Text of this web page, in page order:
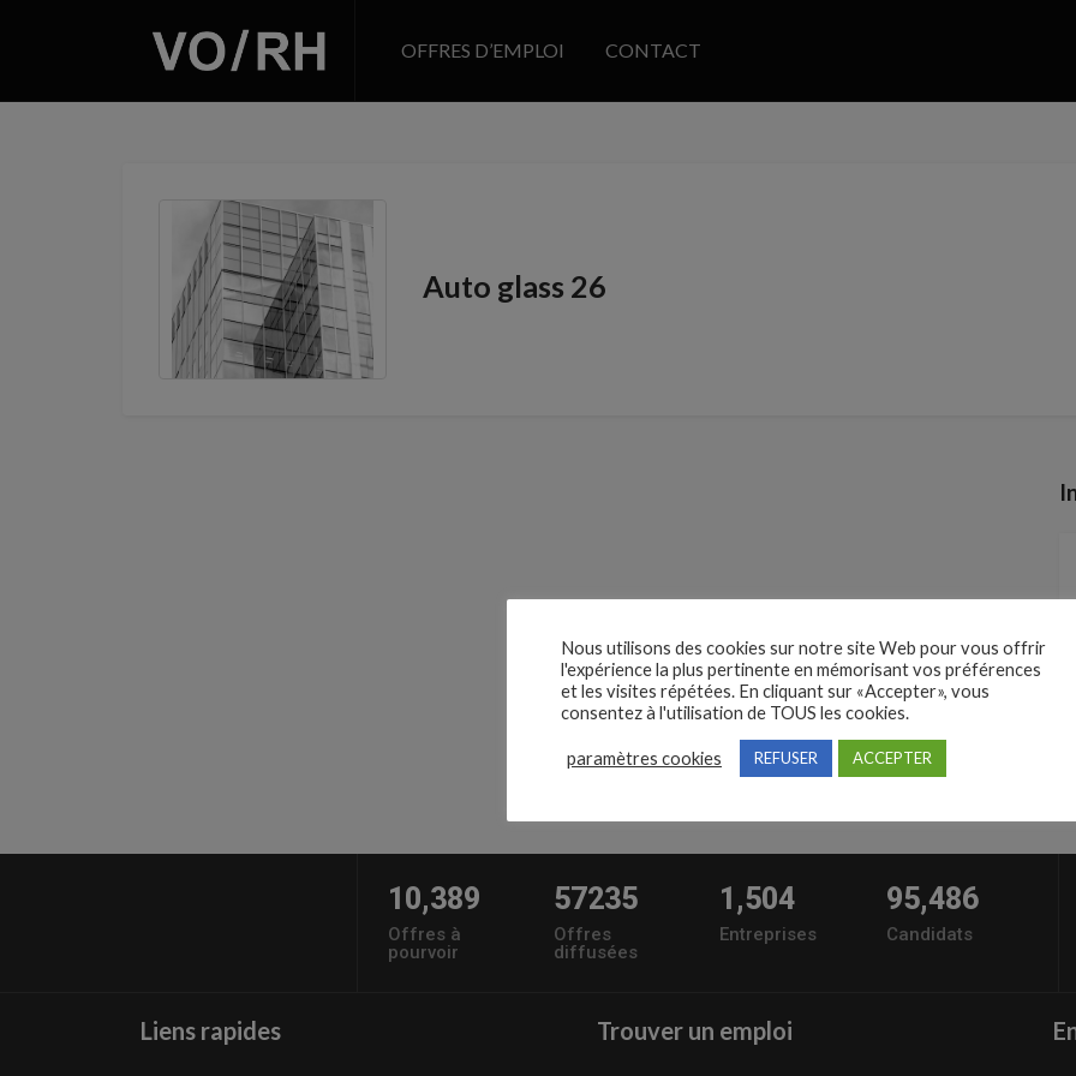
OFFRES D’EMPLOI CONTACT
Auto glass 26
10,389
Offres à
pourvoir
57235
Offres
diffusées
1,504
Entreprises
95,486
Candidats
Liens rapides Trouver un emploi
Nous utilisons des cookies sur notre site Web pour vous offrir
l'expérience la plus pertinente en mémorisant vos préférences
et les visites répétées. En cliquant sur «Accepter», vous
consentez à l'utilisation de TOUS les cookies.
paramètres cookies REFUSER ACCEPTER